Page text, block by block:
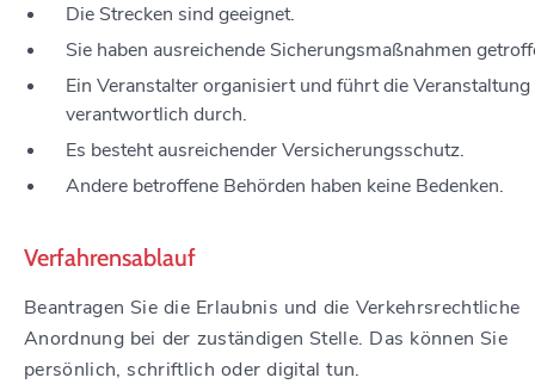
Die Strecken sind geeignet.
Sie haben ausreichende Sicherungsmaßnahmen
Ein Veranstalter organisiert und führt die Veranstaltung
verantwortlich durch.
Es besteht ausreichender Versicherungsschutz.
Andere betroffene Behörden haben keine Bedenken.
Verfahrensablauf
Beantragen Sie die Erlaubnis und die Verkehrsrechtliche
Anordnung bei der zuständigen Stelle. Das können Sie
persönlich, schriftlich oder digital tun.